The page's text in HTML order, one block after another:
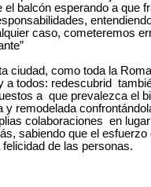
balcón esperando a
caso, cometeremos
ciudad, como toda la
a todos: redescubrid
a que prevalezca el
remodelada
colaboraciones en
sabiendo que el
de las personas.